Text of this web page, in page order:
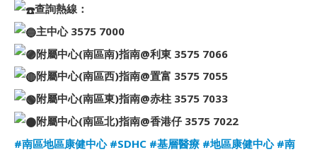
查詢熱線：
主中心 3575 7000
附屬中心(南區南)指南@利東 3575 7066
附屬中心(南區西)指南@置富 3575 7055
附屬中心(南區東)指南@赤柱 3575 7033
附屬中心(南區北)指南@香港仔 3575 7022
#南區地區康健中心 #SDHC #基層醫療 #地區康健中心 #南